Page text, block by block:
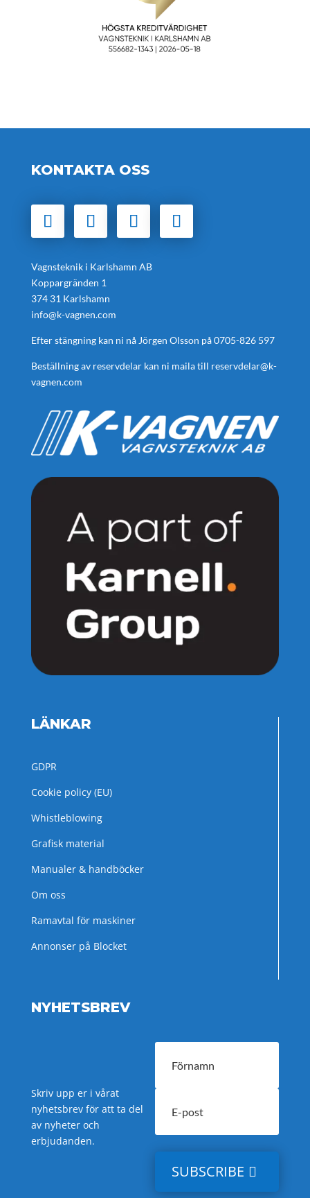
KONTAKTA OSS
Vagnsteknik i Karlshamn AB
Koppargränden 1
374 31 Karlshamn
info@k-vagnen.com
Efter stängning kan ni nå Jörgen Olsson på0705-826 597
Beställning av reservdelar kan ni maila till reservdelar@k-
vagnen.com
LÄNKAR
GDPR
Cookie policy (EU)
Whistleblowing
Grafisk material
Manualer & handböcker
Om oss
Ramavtal för maskiner
Annonser på Blocket
NYHETSBREV
Skriv upp er i vårat
nyhetsbrev för att ta del
av nyheter och
erbjudanden.
SUBSCRIBE